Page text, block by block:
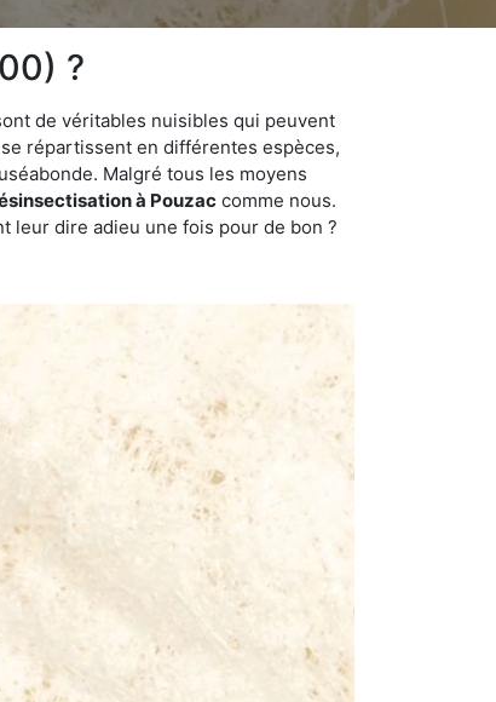
?
de véritables nuisibles qui peuvent
répartissent en différentes espèces,
Malgré tous les moyens
à Pouzac comme nous.
leur dire adieu une fois pour de bon ?